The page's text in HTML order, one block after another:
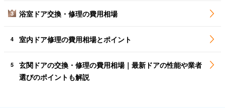
3 浴室ドア交換・修理の費用相場
4 室内ドア修理の費用相場とポイント
5
玄関ドアの交換・修理の費用相場｜最新ドアの性能や業者
選びのポイントも解説